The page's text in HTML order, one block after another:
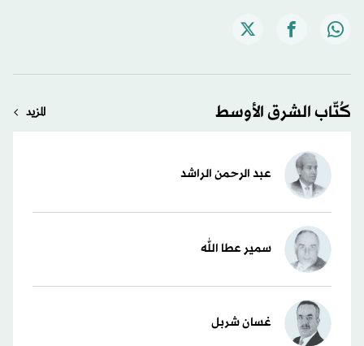
كُتّاب الشرق الأوسط المزيد
عبد الرحمن الراشد
سمير عطا الله
غسان شربل